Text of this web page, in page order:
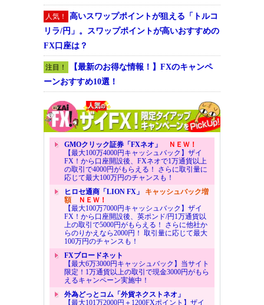
人気！
高いスワップポイントが狙える「トルコ
リラ/円」。スワップポイントが高いおすすめの
FX口座は？
注目！
【最新のお得な情報！】FXのキャンペ
ーンおすすめ10選！
GMOクリック証券「FXネオ」
ＮＥＷ！
【最大100万4000円キャッシュバック】ザイ
FX！から口座開設後、FXネオで1万通貨以上
の取引で4000円がもらえる！ さらに取引量に
応じて最大100万円のチャンスも！
ヒロセ通商「LION FX」 キャッシュバック増
額ＮＥＷ！
【最大100万7000円キャッシュバック】ザイ
FX！から口座開設後、英ポンド/円1万通貨以
上の取引で5000円がもらえる！ さらに他社か
らのりかえなら2000円！ 取引量に応じて最大
100万円のチャンスも！
FXブロードネット
【最大6万3000円キャッシュバック】当サイト
限定！1万通貨以上の取引で現金3000円がもら
えるキャンペーン実施中！
外為どっとコム「外貨ネクストネオ」
【最大101万2000円＋1200FXポイント】ザイ